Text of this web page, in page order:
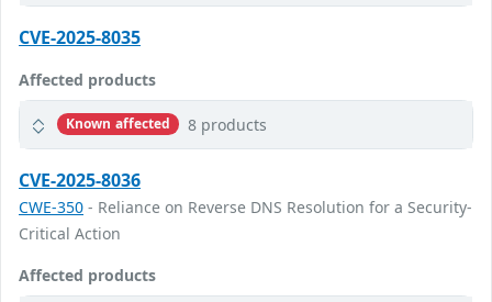
CVE-2025-8035
Affected products
Known affected 8 products
CVE-2025-8036
CWE-350 - Reliance on Reverse DNS Resolution for a Security-
Critical Action
Affected products